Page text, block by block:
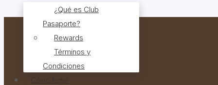
¿Qué es Club
Pasaporte?
Rewards
Términos y
Condiciones
Cómo llegar